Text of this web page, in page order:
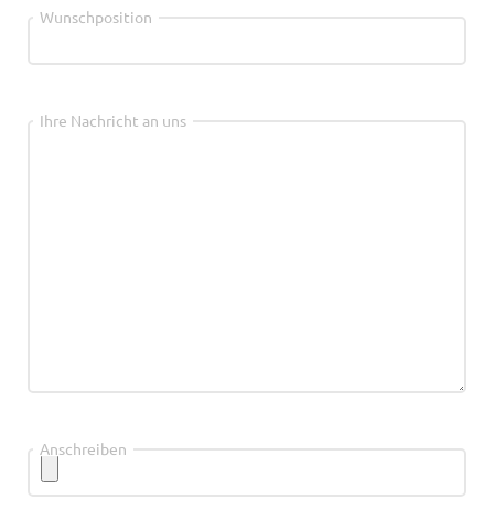
Wunschposition
Ihre Nachricht an uns
Anschreiben